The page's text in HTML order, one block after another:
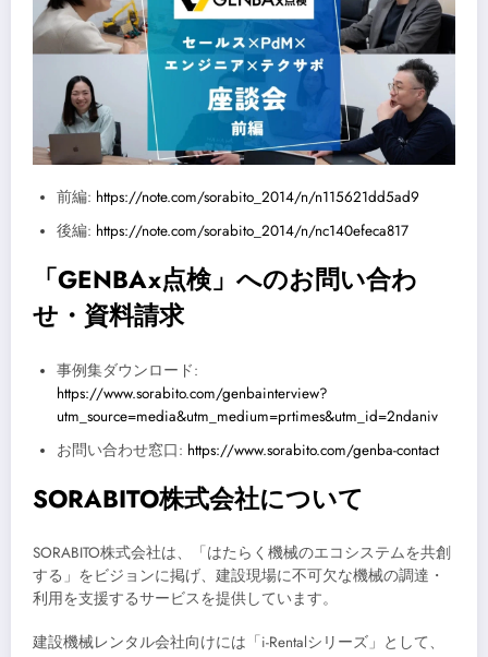
前編: https://note.com/sorabito_2014/n/n115621dd5ad9
後編: https://note.com/sorabito_2014/n/nc140efeca817
「GENBAx点検」へのお問い合わ
せ・資料請求
事例集ダウンロード:
https://www.sorabito.com/genbainterview?
utm_source=media&utm_medium=prtimes&utm_id=2ndaniv
お問い合わせ窓口: https://www.sorabito.com/genba-contact
SORABITO株式会社について
SORABITO株式会社は、「はたらく機械のエコシステムを共創
する」をビジョンに掲げ、建設現場に不可欠な機械の調達・
利用を支援するサービスを提供しています。
建設機械レンタル会社向けには「i-Rentalシリーズ」として、